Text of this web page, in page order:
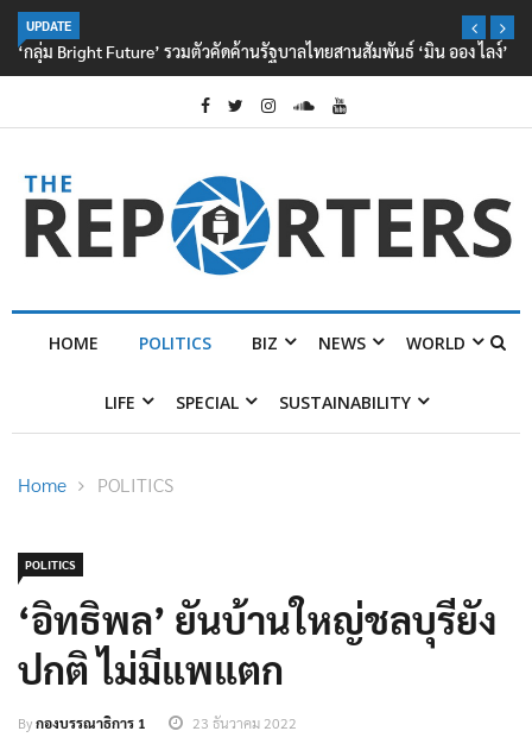
UPDATE
‘กลุ่ม Bright Future’ รวมตัวคัดค้านรัฐบาลไทยสานสัมพันธ์ ‘มิน ออง ไลง์’
HOME POLITICS BIZ NEWS WORLD
LIFE SPECIAL SUSTAINABILITY
Home POLITICS
POLITICS
‘อิทธิพล’ ยันบ้านใหญ่ชลบุรียัง
ปกติ ไม่มีแพแตก
Byกองบรรณาธิการ 1 23 ธันวาคม 2022